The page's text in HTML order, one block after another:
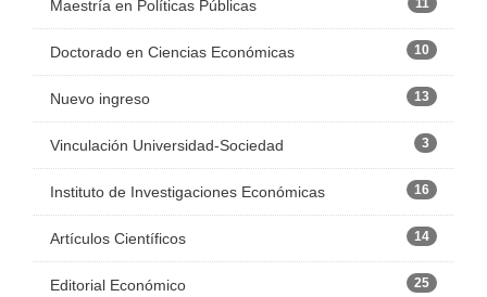
Maestría en Políticas Públicas 11
Doctorado en Ciencias Económicas 10
Nuevo ingreso 13
Vinculación Universidad-Sociedad 3
Instituto de Investigaciones Económicas 16
Artículos Científicos 14
Editorial Económico 25